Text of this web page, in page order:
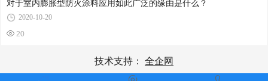
对于室内膨胀型防火涂料应用如此广泛的缘由是什么？
2020-10-20
20
技术支持： 全企网